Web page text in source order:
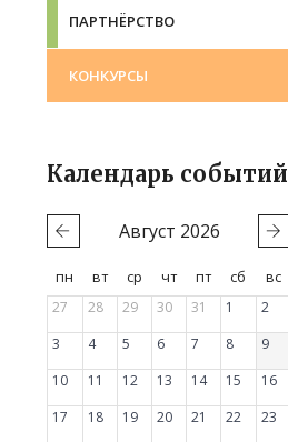
ПАРТНЁРСТВО
КОНКУРСЫ
Календарь событий
Август 2026
пн вт ср чт пт сб
вс
27
28 29 30 31 1
2
3
4 5 6 7 8
9
10
11 12 13 14 15
16
17
18 19 20 21 22
23